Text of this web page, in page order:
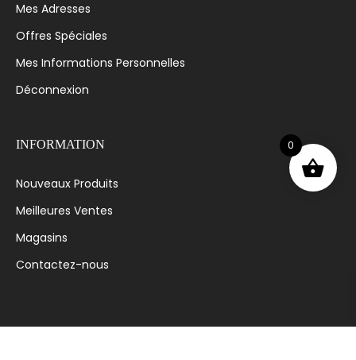
Mes Adresses
Offres Spéciales
Mes Informations Personnelles
Déconnexion
INFORMATION
Nouveaux Produits
Meilleures Ventes
Magasins
Contactez-nous
0